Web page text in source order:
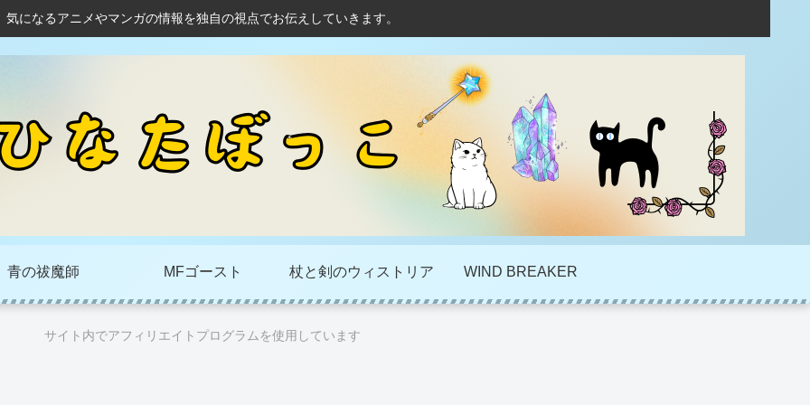
気になるアニメやマンガの情報を独自の視点でお伝えしていきます。
青の祓魔師 MFゴースト 杖と剣のウィストリア WIND BREAKER
サイト内でアフィリエイトプログラムを使用しています